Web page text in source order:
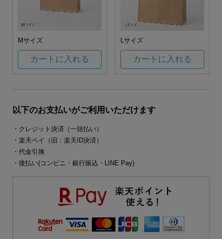
Mサイズ
カートに入れる
Lサイズ
カートに入れる
以下のお支払いがご利用いただけます
・クレジット決済（一括払い）
・楽天ペイ（旧：楽天ID決済）
・代金引換
・後払い(コンビニ・銀行振込・LINE Pay)